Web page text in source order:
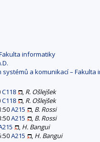
informatiky
systémů a komunikací – Fakulta
C118 , R. Ošlejšek
C118 , R. Ošlejšek
A215 , B. Rossi
A215 , B. Rossi
, H. Bangui
A215 , H. Bangui